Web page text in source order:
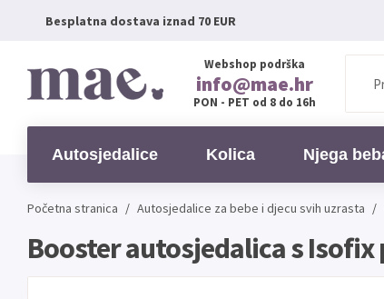
Besplatna dostava iznad 70 EUR
Webshop podrška
info@mae.hr
PON - PET od 8 do 16h
Autosjedalice Kolica Njega
Početna stranica / Autosjedalice za bebe i djecu svih uzrasta /
Booster autosjedalica s